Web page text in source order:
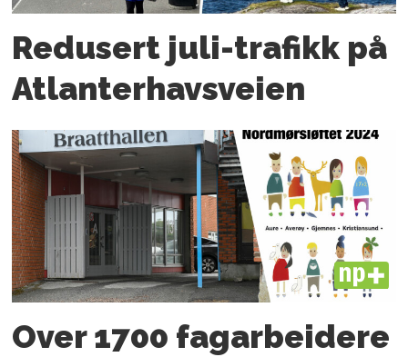
Redusert juli-trafikk på
Atlanter­havsveien
PLUS
Over 1700 fagarbeidere